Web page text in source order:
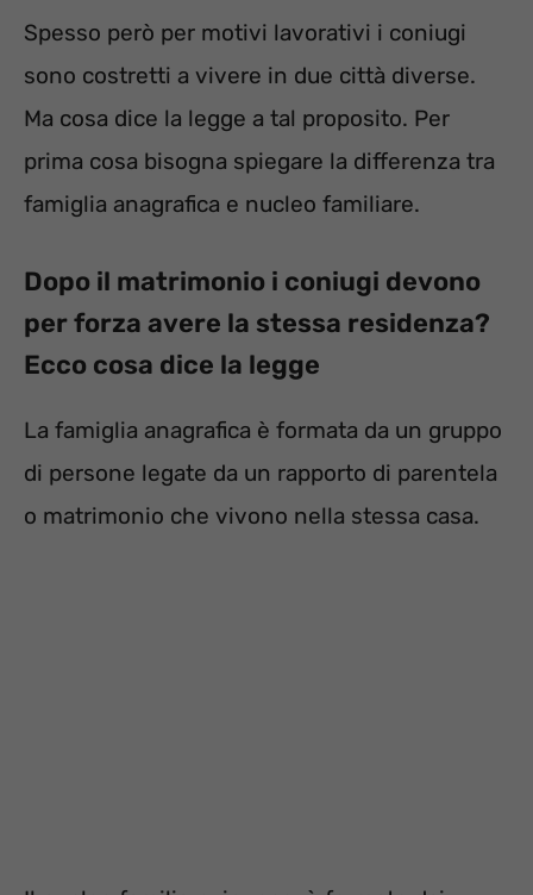
Spesso però per motivi lavorativi i coniugi
sono costretti a vivere in due città diverse.
Ma cosa dice la legge a tal proposito. Per
prima cosa bisogna spiegare la differenza tra
famiglia anagrafica e nucleo familiare.
Dopo il matrimonio i coniugi devono
per forza avere la stessa residenza?
Ecco cosa dice la legge
La famiglia anagrafica è formata da un gruppo
di persone legate da un rapporto di parentela
o matrimonio che vivono nella stessa casa.